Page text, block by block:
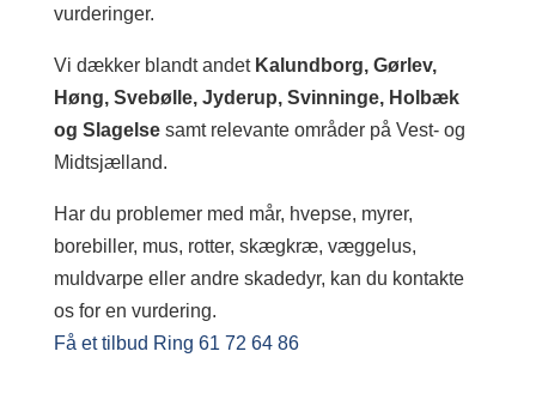
vurderinger.
Vi dækker blandt andet Kalundborg, Gørlev,
Høng, Svebølle, Jyderup, Svinninge, Holbæk
og Slagelsesamt relevante områder på Vest- og
Midtsjælland.
Har du problemer med mår, hvepse, myrer,
borebiller, mus, rotter, skægkræ, væggelus,
muldvarpe eller andre skadedyr, kan du kontakte
os for en vurdering.
Få et tilbud Ring 61 72 64 86